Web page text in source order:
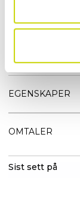
• 100 % tovet ull –
• Tidløst og
• God isolasjon for
EGENSKAPER
OMTALER
Sist sett på